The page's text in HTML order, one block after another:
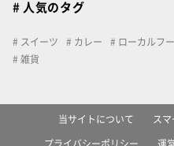
# 人気のタグ
スイーツ カレー ローカルフ
雑貨
当サイトについて ス
プライバシーポリシー 運